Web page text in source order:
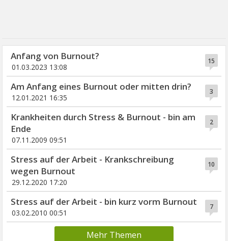
15
Anfang von Burnout?
01.03.2023 13:08
3
Am Anfang eines Burnout oder mitten drin?
12.01.2021 16:35
2
Krankheiten durch Stress & Burnout - bin am
Ende
07.11.2009 09:51
10
Stress auf der Arbeit - Krankschreibung
wegen Burnout
29.12.2020 17:20
7
Stress auf der Arbeit - bin kurz vorm Burnout
03.02.2010 00:51
Mehr Themen